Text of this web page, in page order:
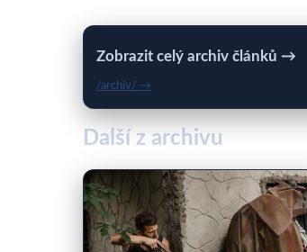
Zobrazit celý archiv článků →
/archiv/ →
Další z archivu